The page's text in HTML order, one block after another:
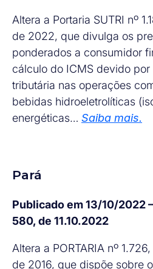
Altera a Portaria SUTRI nº
de 2022, que divulga os
ponderados a consumidor
cálculo do ICMS devido
tributária nas operações
bebidas hidroeletrolíticas
energéticas… Saiba mais.
Pará
Publicado em 13/10/2022
580, de 11.10.2022
Altera a PORTARIA nº
de 2016, que dispõe sobre